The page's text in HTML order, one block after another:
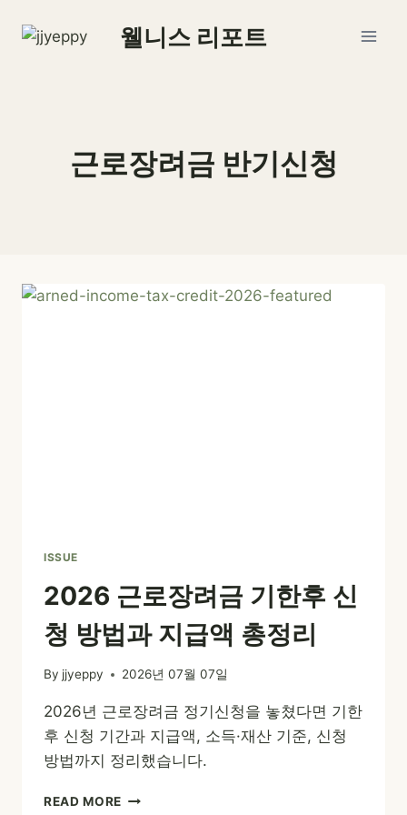
웰니스 리포트
근로장려금 반기신청
ISSUE
2026 근로장려금 기한후 신
청 방법과 지급액 총정리
By jjyeppy 2026년 07월 07일
2026년 근로장려금 정기신청을 놓쳤다면 기한
후 신청 기간과 지급액, 소득·재산 기준, 신청
방법까지 정리했습니다.
READ MORE 2026